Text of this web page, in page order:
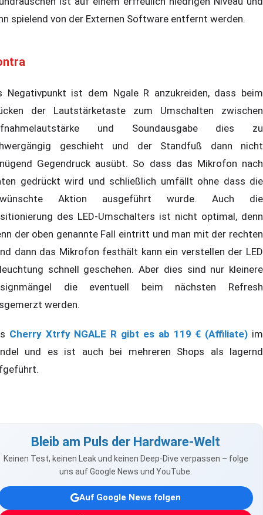
spielend von der Externen Software entfernt werden.
Negativpunkt ist dem Ngale R anzukreiden, dass beim
der Lautstärketaste zum Umschalten zwischen
und Soundausgabe dies zu
geschieht und der Standfuß dann nicht
Gegendruck ausübt. So dass das Mikrofon nach
gedrückt wird und schließlich umfällt ohne dass die
Aktion ausgeführt wurde. Auch die
des LED-Umschalters ist nicht optimal, denn
der oben genannte Fall eintritt und man mit der rechten
dann das Mikrofon festhält kann ein verstellen der LED
schnell geschehen. Aber dies sind nur kleinere
die eventuell beim nächsten Refresh
werden.
Cherry Xtrfy NGALE R gibt es ab 119 € (Affiliate) im
und es ist auch bei mehreren Shops als lagernd
Bleib am Puls der Hardware-Welt
Keinen Test, keinen Leak und keinen Deep-Dive verpassen – folge
uns auf Google News und YouTube.
Auf Google News folgen